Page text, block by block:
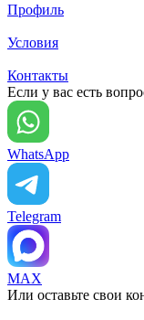
Профиль
Условия
Контакты
Если у вас есть
WhatsApp
Telegram
MAX
Или оставьте свои